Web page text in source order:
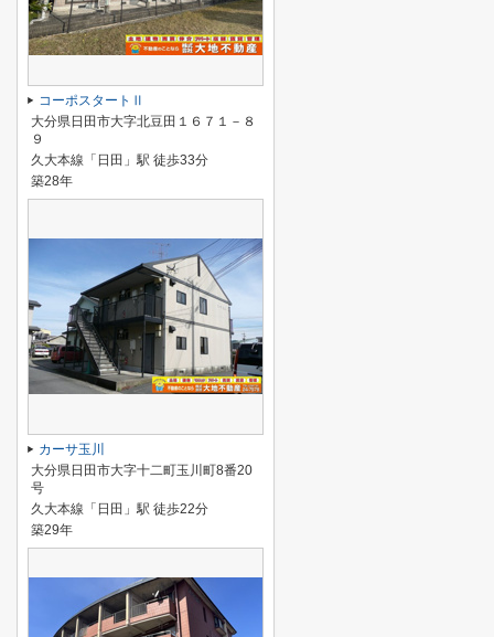
コーポスタートⅡ
大分県日田市大字北豆田１６７１－８
９
久大本線「日田」駅 徒歩33分
築28年
カーサ玉川
大分県日田市大字十二町玉川町8番20
号
久大本線「日田」駅 徒歩22分
築29年